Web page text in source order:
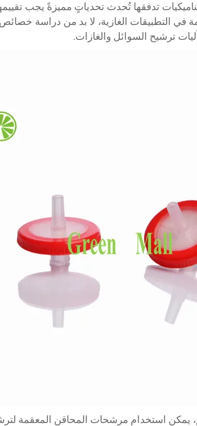
تدفقها تُحدث تحدياتٍ مميزةً يجب
التطبيقات الغازية، لا بد من دراسة خصائص
ترشيح السوائل والغازات.
يمكن استخدام مرشحات المحاقن المعقمة